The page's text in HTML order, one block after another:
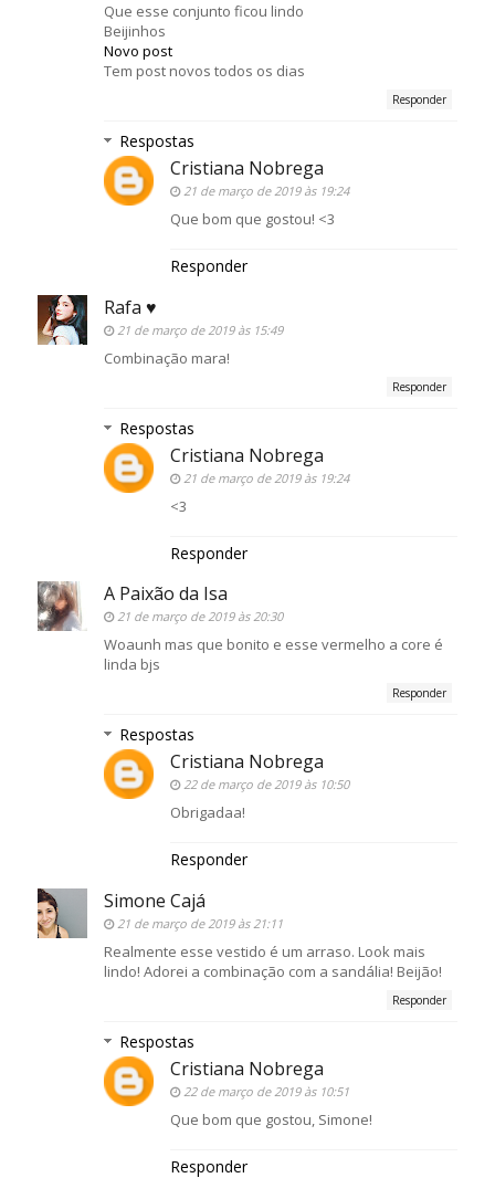
Que esse conjunto ficou lindo
Beijinhos
Novo post
Tem post novos todos os dias
Responder
Respostas
Cristiana Nobrega
21 de março de 2019 às 19:24
Que bom que gostou! <3
Responder
Rafa ♥
21 de março de 2019 às 15:49
Combinação mara!
Responder
Respostas
Cristiana Nobrega
21 de março de 2019 às 19:24
<3
Responder
A Paixão da Isa
21 de março de 2019 às 20:30
Woaunh mas que bonito e esse vermelho a core é
linda bjs
Responder
Respostas
Cristiana Nobrega
22 de março de 2019 às 10:50
Obrigadaa!
Responder
Simone Cajá
21 de março de 2019 às 21:11
Realmente esse vestido é um arraso. Look mais
lindo! Adorei a combinação com a sandália! Beijão!
Responder
Respostas
Cristiana Nobrega
22 de março de 2019 às 10:51
Que bom que gostou, Simone!
Responder